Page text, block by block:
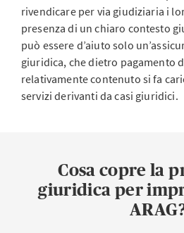
rivendicare per via giudiziaria i
presenza di un chiaro contesto
può essere d’aiuto solo
giuridica, che dietro pagamento
relativamente contenuto si fa
servizi derivanti da casi giuridici.
Cosa copre la
giuridica per